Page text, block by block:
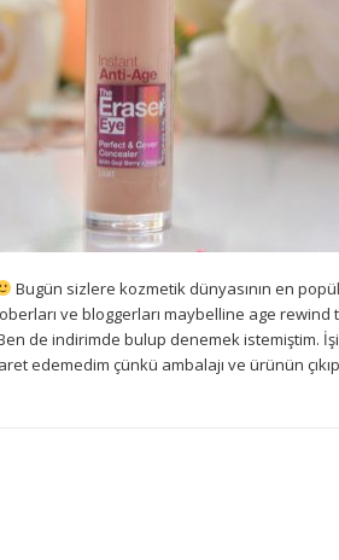
Bugün sizlere kozmetik dünyasının en
ve bloggerları maybelline age
de indirimde bulup denemek istemiştim.
edemedim çünkü ambalajı ve ürünün